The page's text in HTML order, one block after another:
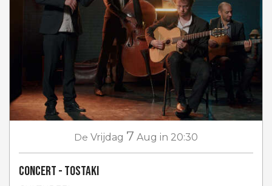
De Vrijdag 7 Aug in 20:30
Concert - Tostaki